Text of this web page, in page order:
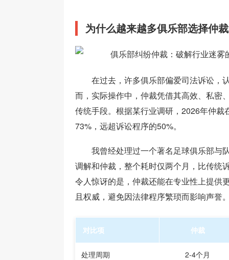
为什么越来越多俱乐部选择仲
在过去，许多俱乐部偏爱司法诉讼，
而，实际操作中，仲裁凭借其高效、私密
传统手段。根据某行业调研，2026年仲裁
73%，远超诉讼程序的50%。
我曾经处理过一个著名足球俱乐部与
调解和仲裁，整个耗时仅两个月，比传统
令人惊讶的是，仲裁还能在专业性上提供
且权威，避免因法律程序繁琐而影响声誉
对比项 仲裁
处理周期 2-4个月